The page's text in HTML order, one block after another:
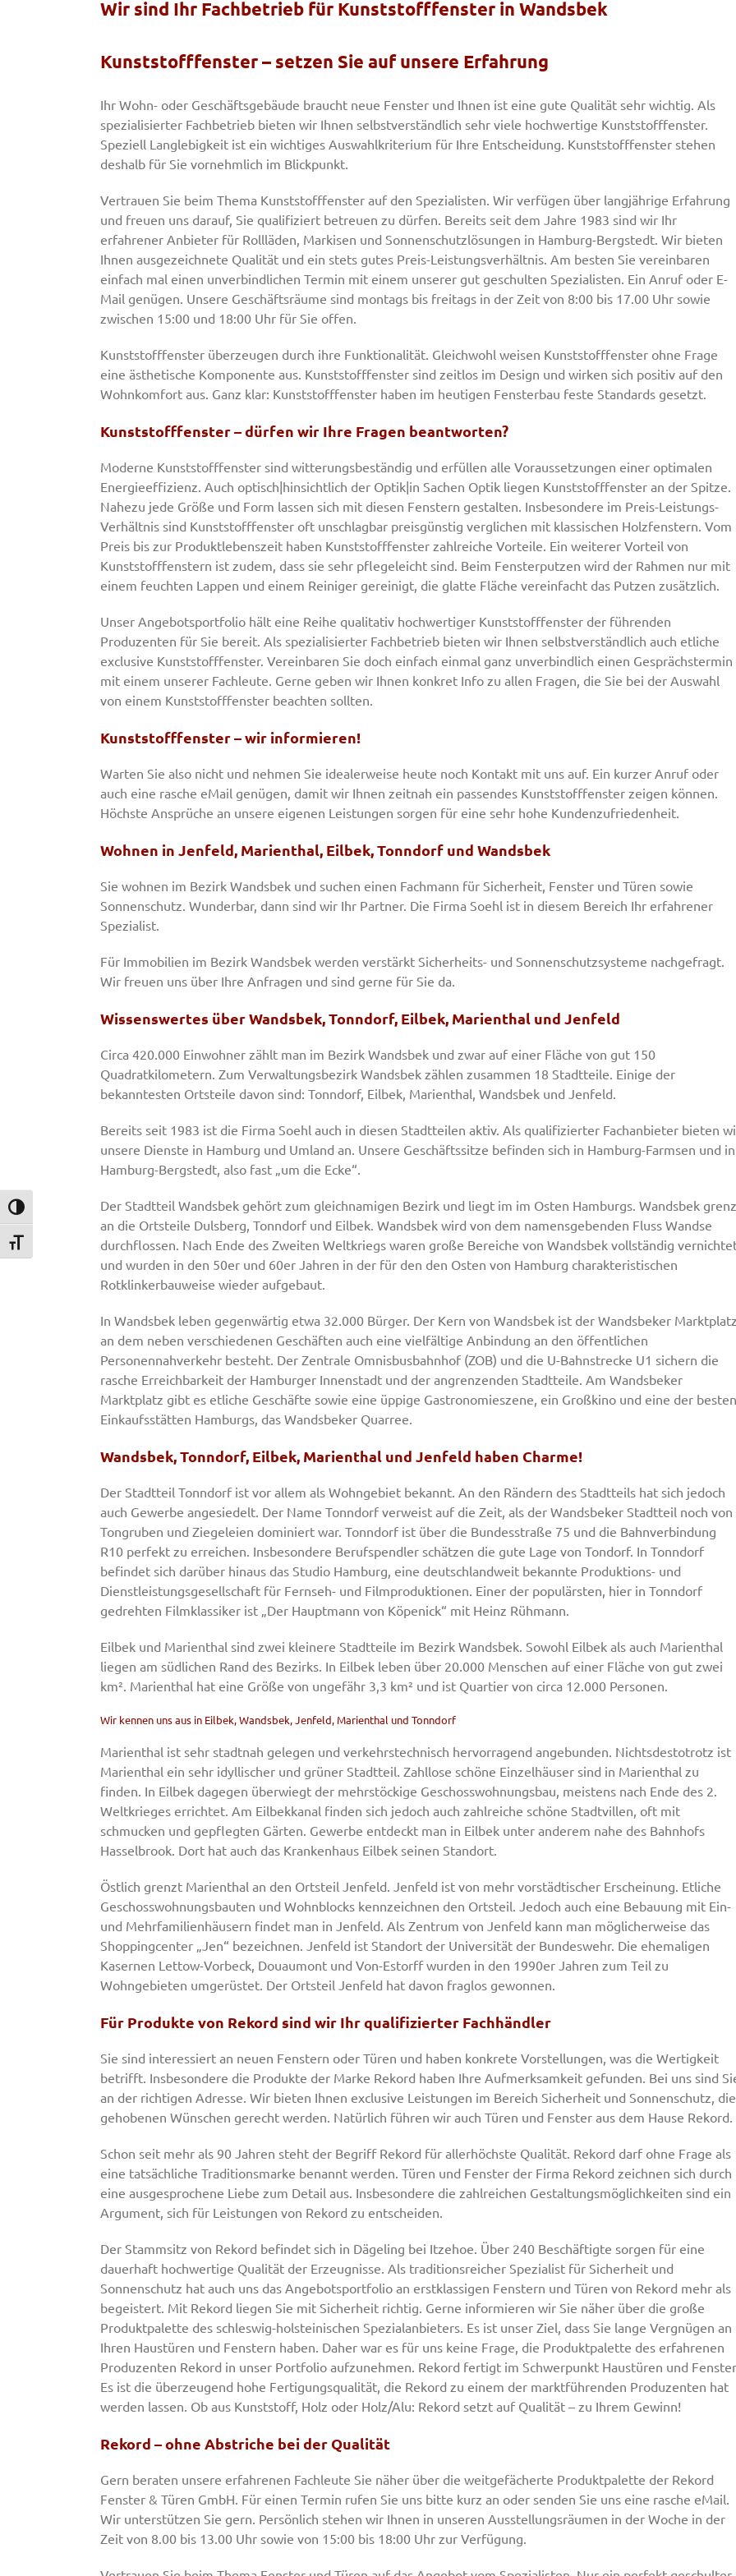
Umschalten auf hohe Kontraste
Schrift vergrößern
Wir sind Ihr Fachbetrieb für Kunststofffenster in Wandsbek
Kunststofffenster – setzen Sie auf unsere Erfahrung
Ihr Wohn- oder Geschäftsgebäude braucht neue Fenster und Ihnen ist eine gute Qualität sehr wichtig. Als
spezialisierter Fachbetrieb bieten wir Ihnen selbstverständlich sehr viele hochwertige Kunststofffenster.
Speziell Langlebigkeit ist ein wichtiges Auswahlkriterium für Ihre Entscheidung. Kunststofffenster stehen
deshalb für Sie vornehmlich im Blickpunkt.
Vertrauen Sie beim Thema Kunststofffenster auf den Spezialisten. Wir verfügen über langjährige Erfahrung
und freuen uns darauf, Sie qualifiziert betreuen zu dürfen. Bereits seit dem Jahre 1983 sind wir Ihr
erfahrener Anbieter für Rollläden, Markisen und Sonnenschutzlösungen in Hamburg-Bergstedt. Wir bieten
Ihnen ausgezeichnete Qualität und ein stets gutes Preis-Leistungsverhältnis. Am besten Sie vereinbaren
einfach mal einen unverbindlichen Termin mit einem unserer gut geschulten Spezialisten. Ein Anruf oder E-
Mail genügen. Unsere Geschäftsräume sind montags bis freitags in der Zeit von 8:00 bis 17.00 Uhr sowie
zwischen 15:00 und 18:00 Uhr für Sie offen.
Kunststofffenster überzeugen durch ihre Funktionalität. Gleichwohl weisen Kunststofffenster ohne Frage
eine ästhetische Komponente aus. Kunststofffenster sind zeitlos im Design und wirken sich positiv auf den
Wohnkomfort aus. Ganz klar: Kunststofffenster haben im heutigen Fensterbau feste Standards gesetzt.
Kunststofffenster – dürfen wir Ihre Fragen beantworten?
Moderne Kunststofffenster sind witterungsbeständig und erfüllen alle Voraussetzungen einer optimalen
Energieeffizienz. Auch optisch|hinsichtlich der Optik|in Sachen Optik liegen Kunststofffenster an der Spitze.
Nahezu jede Größe und Form lassen sich mit diesen Fenstern gestalten. Insbesondere im Preis-Leistungs-
Verhältnis sind Kunststofffenster oft unschlagbar preisgünstig verglichen mit klassischen Holzfenstern. Vom
Preis bis zur Produktlebenszeit haben Kunststofffenster zahlreiche Vorteile. Ein weiterer Vorteil von
Kunststofffenstern ist zudem, dass sie sehr pflegeleicht sind. Beim Fensterputzen wird der Rahmen nur mit
einem feuchten Lappen und einem Reiniger gereinigt, die glatte Fläche vereinfacht das Putzen zusätzlich.
Unser Angebotsportfolio hält eine Reihe qualitativ hochwertiger Kunststofffenster der führenden
Produzenten für Sie bereit. Als spezialisierter Fachbetrieb bieten wir Ihnen selbstverständlich auch etliche
exclusive Kunststofffenster. Vereinbaren Sie doch einfach einmal ganz unverbindlich einen Gesprächstermin
mit einem unserer Fachleute. Gerne geben wir Ihnen konkret Info zu allen Fragen, die Sie bei der Auswahl
von einem Kunststofffenster beachten sollten.
Kunststofffenster – wir informieren!
Warten Sie also nicht und nehmen Sie idealerweise heute noch Kontakt mit uns auf. Ein kurzer Anruf oder
auch eine rasche eMail genügen, damit wir Ihnen zeitnah ein passendes Kunststofffenster zeigen können.
Höchste Ansprüche an unsere eigenen Leistungen sorgen für eine sehr hohe Kundenzufriedenheit.
Wohnen in Jenfeld, Marienthal, Eilbek, Tonndorf und Wandsbek
Sie wohnen im Bezirk Wandsbek und suchen einen Fachmann für Sicherheit, Fenster und Türen sowie
Sonnenschutz. Wunderbar, dann sind wir Ihr Partner. Die Firma Soehl ist in diesem Bereich Ihr erfahrener
Spezialist.
Für Immobilien im Bezirk Wandsbek werden verstärkt Sicherheits- und Sonnenschutzsysteme nachgefragt.
Wir freuen uns über Ihre Anfragen und sind gerne für Sie da.
Wissenswertes über Wandsbek, Tonndorf, Eilbek, Marienthal und Jenfeld
Circa 420.000 Einwohner zählt man im Bezirk Wandsbek und zwar auf einer Fläche von gut 150
Quadratkilometern. Zum Verwaltungsbezirk Wandsbek zählen zusammen 18 Stadtteile. Einige der
bekanntesten Ortsteile davon sind: Tonndorf, Eilbek, Marienthal, Wandsbek und Jenfeld.
Bereits seit 1983 ist die Firma Soehl auch in diesen Stadtteilen aktiv. Als qualifizierter Fachanbieter bieten
unsere Dienste in Hamburg und Umland an. Unsere Geschäftssitze befinden sich in Hamburg-Farmsen und in
Hamburg-Bergstedt, also fast „um die Ecke“.
Der Stadtteil Wandsbek gehört zum gleichnamigen Bezirk und liegt im im Osten Hamburgs. Wandsbek
an die Ortsteile Dulsberg, Tonndorf und Eilbek. Wandsbek wird von dem namensgebenden Fluss Wandse
durchflossen. Nach Ende des Zweiten Weltkriegs waren große Bereiche von Wandsbek vollständig
und wurden in den 50er und 60er Jahren in der für den den Osten von Hamburg charakteristischen
Rotklinkerbauweise wieder aufgebaut.
In Wandsbek leben gegenwärtig etwa 32.000 Bürger. Der Kern von Wandsbek ist der Wandsbeker
an dem neben verschiedenen Geschäften auch eine vielfältige Anbindung an den öffentlichen
Personennahverkehr besteht. Der Zentrale Omnisbusbahnhof (ZOB) und die U-Bahnstrecke U1 sichern die
rasche Erreichbarkeit der Hamburger Innenstadt und der angrenzenden Stadtteile. Am Wandsbeker
Marktplatz gibt es etliche Geschäfte sowie eine üppige Gastronomieszene, ein Großkino und eine der besten
Einkaufsstätten Hamburgs, das Wandsbeker Quarree.
Wandsbek, Tonndorf, Eilbek, Marienthal und Jenfeld haben Charme!
Der Stadtteil Tonndorf ist vor allem als Wohngebiet bekannt. An den Rändern des Stadtteils hat sich jedoch
auch Gewerbe angesiedelt. Der Name Tonndorf verweist auf die Zeit, als der Wandsbeker Stadtteil noch von
Tongruben und Ziegeleien dominiert war. Tonndorf ist über die Bundesstraße 75 und die Bahnverbindung
R10 perfekt zu erreichen. Insbesondere Berufspendler schätzen die gute Lage von Tondorf. In Tonndorf
befindet sich darüber hinaus das Studio Hamburg, eine deutschlandweit bekannte Produktions- und
Dienstleistungsgesellschaft für Fernseh- und Filmproduktionen. Einer der populärsten, hier in Tonndorf
gedrehten Filmklassiker ist „Der Hauptmann von Köpenick“ mit Heinz Rühmann.
Eilbek und Marienthal sind zwei kleinere Stadtteile im Bezirk Wandsbek. Sowohl Eilbek als auch Marienthal
liegen am südlichen Rand des Bezirks. In Eilbek leben über 20.000 Menschen auf einer Fläche von gut zwei
km². Marienthal hat eine Größe von ungefähr 3,3 km² und ist Quartier von circa 12.000 Personen.
Wir kennen uns aus in Eilbek, Wandsbek, Jenfeld, Marienthal und Tonndorf
Marienthal ist sehr stadtnah gelegen und verkehrstechnisch hervorragend angebunden. Nichtsdestotrotz ist
Marienthal ein sehr idyllischer und grüner Stadtteil. Zahllose schöne Einzelhäuser sind in Marienthal zu
finden. In Eilbek dagegen überwiegt der mehrstöckige Geschosswohnungsbau, meistens nach Ende des 2.
Weltkrieges errichtet. Am Eilbekkanal finden sich jedoch auch zahlreiche schöne Stadtvillen, oft mit
schmucken und gepflegten Gärten. Gewerbe entdeckt man in Eilbek unter anderem nahe des Bahnhofs
Hasselbrook. Dort hat auch das Krankenhaus Eilbek seinen Standort.
Östlich grenzt Marienthal an den Ortsteil Jenfeld. Jenfeld ist von mehr vorstädtischer Erscheinung. Etliche
Geschosswohnungsbauten und Wohnblocks kennzeichnen den Ortsteil. Jedoch auch eine Bebauung mit Ein-
und Mehrfamilienhäusern findet man in Jenfeld. Als Zentrum von Jenfeld kann man möglicherweise das
Shoppingcenter „Jen“ bezeichnen. Jenfeld ist Standort der Universität der Bundeswehr. Die ehemaligen
Kasernen Lettow-Vorbeck, Douaumont und Von-Estorff wurden in den 1990er Jahren zum Teil zu
Wohngebieten umgerüstet. Der Ortsteil Jenfeld hat davon fraglos gewonnen.
Für Produkte von Rekord sind wir Ihr qualifizierter Fachhändler
Sie sind interessiert an neuen Fenstern oder Türen und haben konkrete Vorstellungen, was die Wertigkeit
betrifft. Insbesondere die Produkte der Marke Rekord haben Ihre Aufmerksamkeit gefunden. Bei uns sind
an der richtigen Adresse. Wir bieten Ihnen exclusive Leistungen im Bereich Sicherheit und Sonnenschutz, die
gehobenen Wünschen gerecht werden. Natürlich führen wir auch Türen und Fenster aus dem Hause Rekord.
Schon seit mehr als 90 Jahren steht der Begriff Rekord für allerhöchste Qualität. Rekord darf ohne Frage als
eine tatsächliche Traditionsmarke benannt werden. Türen und Fenster der Firma Rekord zeichnen sich durch
eine ausgesprochene Liebe zum Detail aus. Insbesondere die zahlreichen Gestaltungsmöglichkeiten sind ein
Argument, sich für Leistungen von Rekord zu entscheiden.
Der Stammsitz von Rekord befindet sich in Dägeling bei Itzehoe. Über 240 Beschäftigte sorgen für eine
dauerhaft hochwertige Qualität der Erzeugnisse. Als traditionsreicher Spezialist für Sicherheit und
Sonnenschutz hat auch uns das Angebotsportfolio an erstklassigen Fenstern und Türen von Rekord mehr als
begeistert. Mit Rekord liegen Sie mit Sicherheit richtig. Gerne informieren wir Sie näher über die große
Produktpalette des schleswig-holsteinischen Spezialanbieters. Es ist unser Ziel, dass Sie lange Vergnügen an
Ihren Haustüren und Fenstern haben. Daher war es für uns keine Frage, die Produktpalette des erfahrenen
Produzenten Rekord in unser Portfolio aufzunehmen. Rekord fertigt im Schwerpunkt Haustüren und
Es ist die überzeugend hohe Fertigungsqualität, die Rekord zu einem der marktführenden Produzenten hat
werden lassen. Ob aus Kunststoff, Holz oder Holz/Alu: Rekord setzt auf Qualität – zu Ihrem Gewinn!
Rekord – ohne Abstriche bei der Qualität
Gern beraten unsere erfahrenen Fachleute Sie näher über die weitgefächerte Produktpalette der Rekord
Fenster & Türen GmbH. Für einen Termin rufen Sie uns bitte kurz an oder senden Sie uns eine rasche eMail.
Wir unterstützen Sie gern. Persönlich stehen wir Ihnen in unseren Ausstellungsräumen in der Woche in der
Zeit von 8.00 bis 13.00 Uhr sowie von 15:00 bis 18:00 Uhr zur Verfügung.